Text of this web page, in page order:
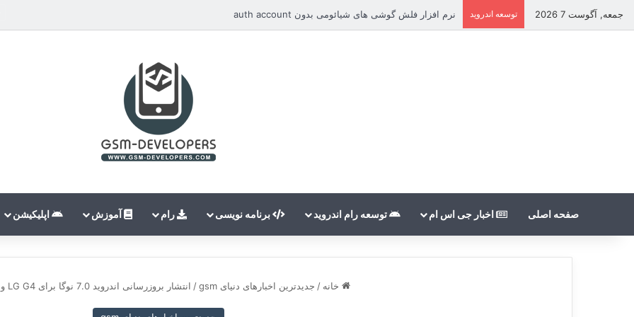
جمعه, آگوست 7 2026 توسعه اندروید نرم افزار فلش گوشی های شیائومی بدون auth account
صفحه اصلی اخبار جی اس ام توسعه رام اندروید برنامه نویسی رام آموزش اپلیکیشن
خانه / جدیدترین اخبارهای دنیای gsm / انتشار بروزرسانی اندروید 7.0 نوگا برای LG G4 و LG V10